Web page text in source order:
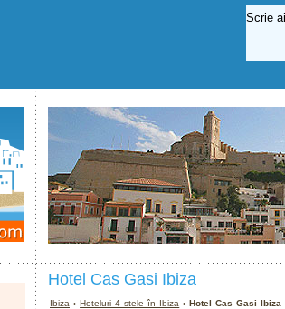
Hotel Cas Gasi Ibiza
Ibiza ›Hoteluri 4 stele în Ibiza › Hotel Cas Gasi Ibiza